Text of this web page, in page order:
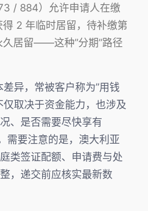
/ 884）允许申请人在缴
2 年临时居留，待补缴第
久居留——这种”分期”路径
异，常被客户称为”用钱
取决于资金能力，也涉及
、是否需要尽快享有
需要注意的是，澳大利亚
类签证配额、申请费与处
，递交前应核实最新数